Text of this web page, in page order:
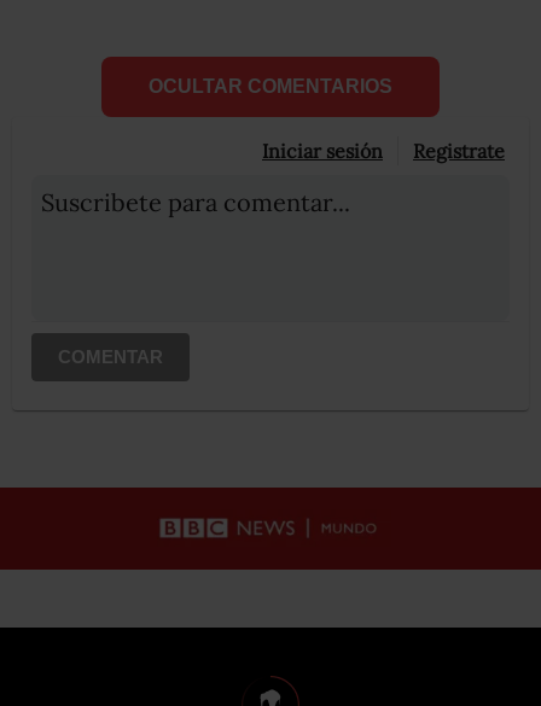
OCULTAR COMENTARIOS
Iniciar sesión Registrate
Suscribete para comentar...
COMENTAR